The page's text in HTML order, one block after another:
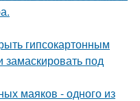
гипсокартонным
замаскировать под
маяков - одного из